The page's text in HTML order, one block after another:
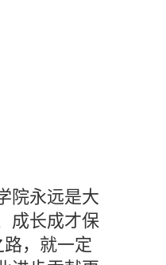
院永远是大
成长成才保
，就一定